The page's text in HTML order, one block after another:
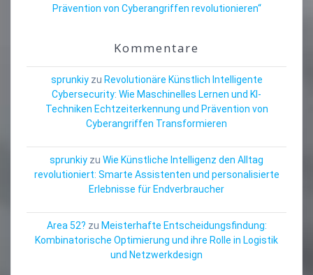
Prävention von Cyberangriffen revolutionieren“
Kommentare
sprunkiyzu Revolutionäre Künstlich Intelligente
Cybersecurity: Wie Maschinelles Lernen und KI-
Techniken Echtzeiterkennung und Prävention von
Cyberangriffen Transformieren
sprunkiy zu Wie Künstliche Intelligenz den Alltag
revolutioniert: Smarte Assistenten und personalisierte
Erlebnisse für Endverbraucher
Area 52? zu Meisterhafte Entscheidungsfindung:
Kombinatorische Optimierung und ihre Rolle in Logistik
und Netzwerkdesign